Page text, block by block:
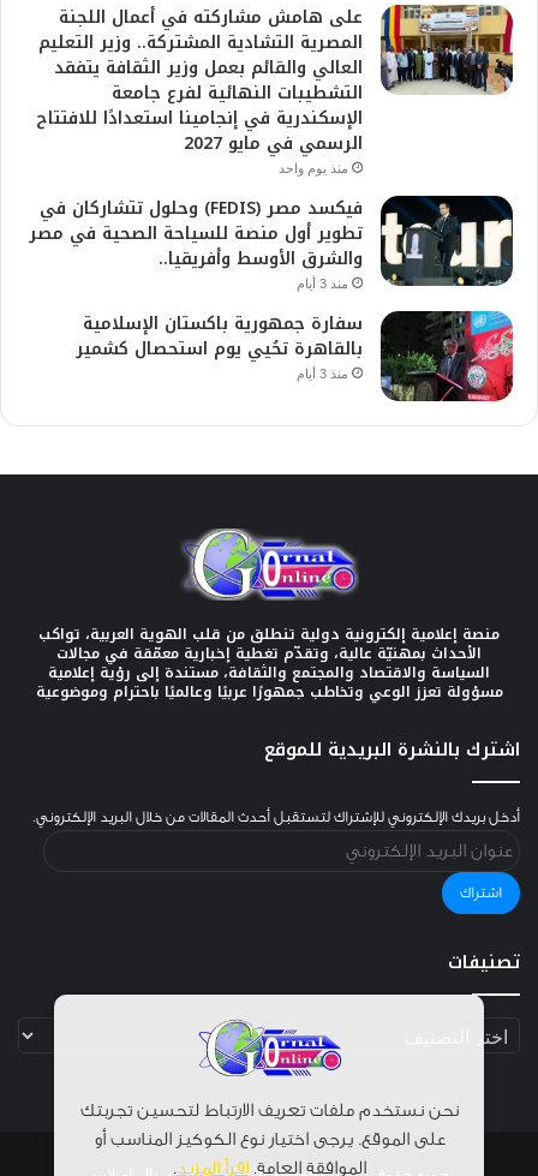
على هامش مشاركته في أعمال اللجنة
المصرية التشادية المشتركة.. وزير التعليم
العالي والقائم بعمل وزير الثقافة يتفقد
التشطيبات النهائية لفرع جامعة
الإسكندرية في إنجامينا استعدادًا للافتتاح
الرسمي في مايو 2027
منذ يوم واحد
فيكسد مصر (FEDIS) وحلول تتشاركان في
تطوير أول منصة للسياحة الصحية في مصر
والشرق الأوسط وأفريقيا..
منذ 3 أيام
سفارة جمهورية باكستان الإسلامية
بالقاهرة تحُيي يوم استحصال كشمير
منذ 3 أيام
منصة إعلامية إلكترونية دولية تنطلق من قلب الهوية العربية، تواكب
الأحداث بمهنيّة عالية، وتقدّم تغطية إخبارية معمّقة في مجالات
السياسة والاقتصاد والمجتمع والثقافة، مستندة إلى رؤية إعلامية
مسؤولة تعزز الوعي وتخاطب جمهورًا عربيًا وعالميًا باحترام وموضوعية
اشترك بالنشرة البريدية للموقع
أدخل بريدك الإلكتروني للإشتراك لتستقبل أحدث المقالات من خلال البريد الإلكتروني.
الإلكتروني
اشتراك
تصنيفات
تصنيفات
نحن نستخدم ملفات تعريف الارتباط لتحسين تجربتك
على الموقع. يرجى اختيار نوع الكوكيز المناسب أو
الموافقة العامة.اقرأ المزيد.